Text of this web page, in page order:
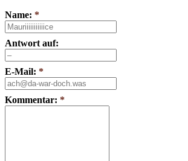
Name: *
Antwort auf:
E-Mail: *
Kommentar: *